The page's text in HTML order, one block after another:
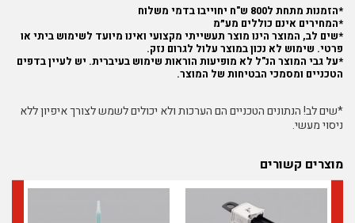
*הזמנות מתחת ל800 ש"ח יחוייבו בדמי משלוח
*המחירים אינם כוללים מע״מ
*שים לב, המוצר הינו מוצר תעשייתי מקצועי ואינו מיועד לשימוש ביתי או
פרטי. שימוש לא נכון במוצר עלול לגרום נזק.
*על גבי המוצר הנ"ל לא מופיעות הוראות שימוש בעיברית. יש לעיין בדפים
הטכניים ומסמכי הבטיחות של המוצר.
*שים לב! הנתונים הטכניים הם הערכות ולא יכולים לשמש לצורך איפיון ללא
ניסוי מעשי.
מוצרים קשורים